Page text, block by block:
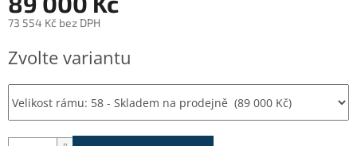
73 554 Kč bez DPH
cena:
Zvolte variantu